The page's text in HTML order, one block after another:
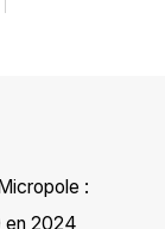
:
en 2024